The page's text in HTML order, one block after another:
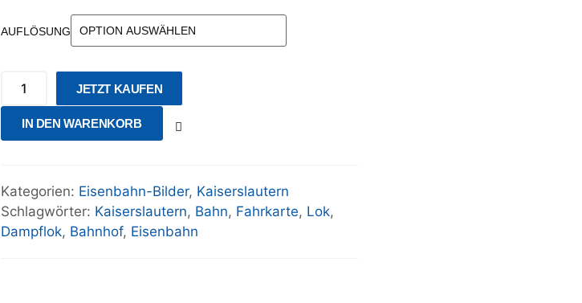
AUFLÖSUNG
JETZT KAUFEN
IN DEN WARENKORB
Kategorien: Eisenbahn-Bilder, Kaiserslautern
Schlagwörter: Kaiserslautern, Bahn, Fahrkarte, Lok,
Dampflok, Bahnhof, Eisenbahn